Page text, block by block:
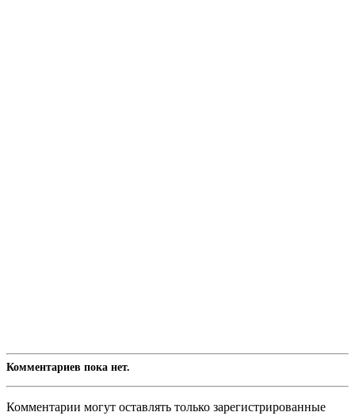
Комментариев пока нет.
Комментарии могут оставлять только зарегистрированные